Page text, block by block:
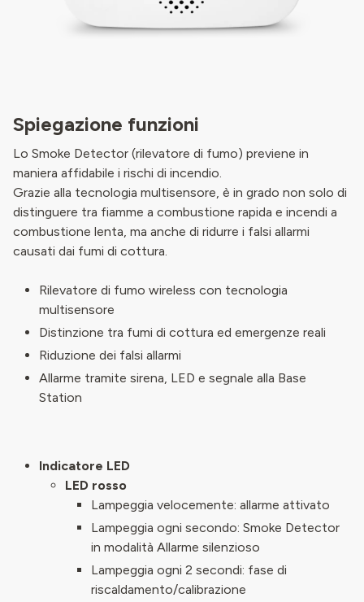
Spiegazione funzioni
Lo Smoke Detector (rilevatore di fumo) previene in
maniera affidabile i rischi di incendio.
Grazie alla tecnologia multisensore, è in grado non solo di
distinguere tra fiamme a combustione rapida e incendi a
combustione lenta, ma anche di ridurre i falsi allarmi
causati dai fumi di cottura.
Rilevatore di fumo wireless con tecnologia
multisensore
Distinzione tra fumi di cottura ed emergenze reali
Riduzione dei falsi allarmi
Allarme tramite sirena, LED e segnale alla Base
Station
Indicatore LED
LED rosso
Lampeggia velocemente: allarme attivato
Lampeggia ogni secondo: Smoke Detector
in modalità Allarme silenzioso
Lampeggia ogni 2 secondi: fase di
riscaldamento/calibrazione